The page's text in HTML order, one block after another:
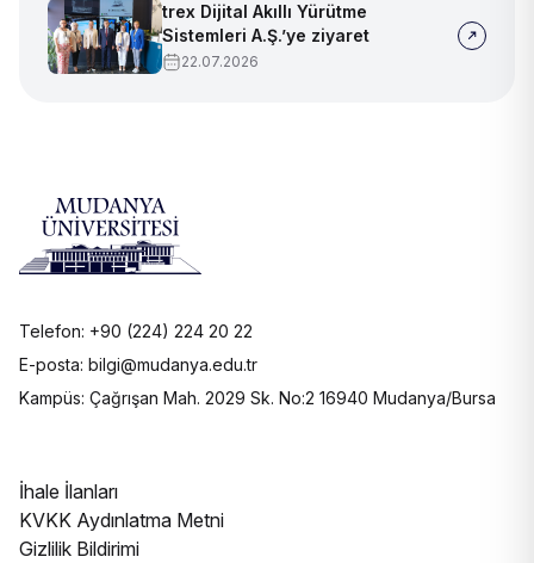
trex Dijital Akıllı Yürütme
Sistemleri A.Ş.’ye ziyaret
22.07.2026
Telefon: +90 (224) 224 20 22
E-posta: bilgi@mudanya.edu.tr
Kampüs: Çağrışan Mah. 2029 Sk. No:2 16940 Mudanya/Bursa
İhale İlanları
KVKK Aydınlatma Metni
Gizlilik Bildirimi